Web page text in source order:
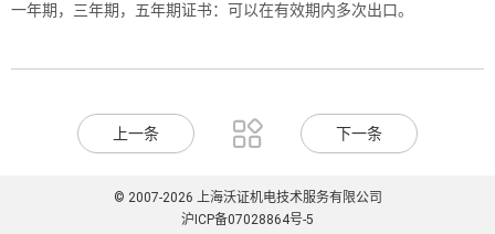
一年期，三年期，五年期证书：可以在有效期内多次出口。
上一条  下一条
© 2007-2026 上海沃证机电技术服务有限公司
沪ICP备07028864号-5